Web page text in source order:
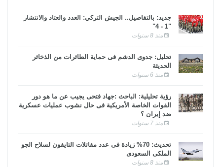
جديد: بالتفاصيل.. الجيش التركي: العدد والعتاد والانتشار
"1 - 4"
منذ 8 سنوات
تحليل: جدوى الدشم فى حماية الطائرات من الذخائر
الحديثة
منذ 6 سنوات
رؤية تحليلية: الباحث :جهاد فتحى يجيب عن ما هو دور
القوات الخاصة الأمريكية فى حال نشوب عمليات عسكرية
ضد إيران ؟
منذ 7 سنوات
تحديث: 70% زيادة فى عدد مقاتلات التايفون لسلاح الجو
الملكى السعودى
منذ 8 سنوات